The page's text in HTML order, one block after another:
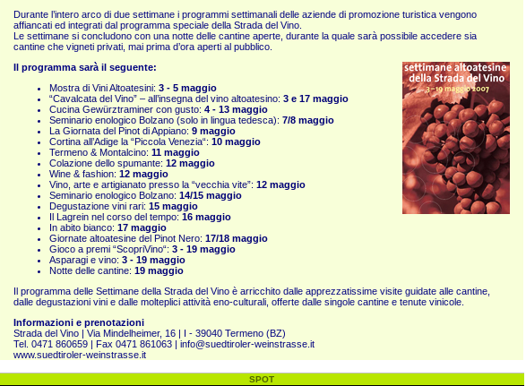
Durante l’intero arco di due settimane i programmi settimanali delle aziende di promozione turistica vengono
affiancati ed integrati dal programma speciale della Strada del Vino.
Le settimane si concludono con una notte delle cantine aperte, durante la quale sarà possibile accedere sia
cantine che vigneti privati, mai prima d’ora aperti al pubblico.
Il programma sarà il seguente:
Mostra di Vini Altoatesini: 3 - 5 maggio
“Cavalcata del Vino” – all’insegna del vino altoatesino: 3 e 17 maggio
Cucina Gewürztraminer con gusto: 4 - 13 maggio
Seminario enologico Bolzano (solo in lingua tedesca): 7/8 maggio
La Giornata del Pinot di Appiano: 9 maggio
Cortina all’Adige la “Piccola Venezia“: 10 maggio
Termeno & Montalcino: 11 maggio
Colazione dello spumante: 12 maggio
Wine & fashion: 12 maggio
Vino, arte e artigianato presso la “vecchia vite”: 12 maggio
Seminario enologico Bolzano: 14/15 maggio
Degustazione vini rari: 15 maggio
Il Lagrein nel corso del tempo: 16 maggio
In abito bianco: 17 maggio
Giornate altoatesine del Pinot Nero: 17/18 maggio
Gioco a premi “ScopriVino“: 3 - 19 maggio
Asparagi e vino: 3 - 19 maggio
Notte delle cantine: 19 maggio
Il programma delle Settimane della Strada del Vino è arricchito dalle apprezzatissime visite guidate alle cantine,
dalle degustazioni vini e dalle molteplici attività eno-culturali, offerte dalle singole cantine e tenute vinicole.
Informazioni e prenotazioni
Strada del Vino | Via Mindelheimer, 16 | I - 39040 Termeno (BZ)
Tel. 0471 860659 | Fax 0471 861063 | info@suedtiroler-weinstrasse.it
www.suedtiroler-weinstrasse.it
SPOT